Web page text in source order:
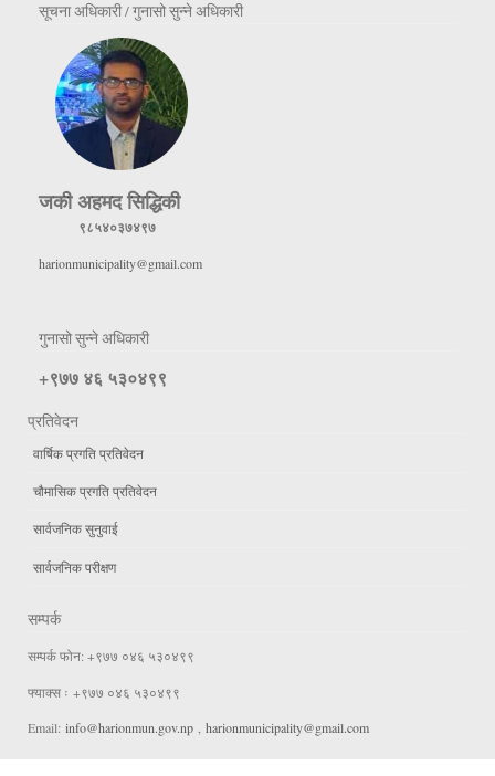
सूचना अधिकारी / गुनासो सुन्ने अधिकारी
जकी अहमद सिद्धिकी
९८५४०३७४९७
harionmunicipality@gmail.com
गुनासो सुन्ने अधिकारी
+९७७ ४६ ५३०४९९
प्रतिवेदन
वार्षिक प्रगति प्रतिवेदन
चौमासिक प्रगति प्रतिवेदन
सार्वजनिक सुनुवाई
सार्वजनिक परीक्षण
सम्पर्क
सम्पर्क फोन: +९७७ ०४६ ५३०४९९
फ्याक्स ः +९७७ ०४६ ५३०४९९
Email: info@harionmun.gov.np harionmunicipality@gmail.com